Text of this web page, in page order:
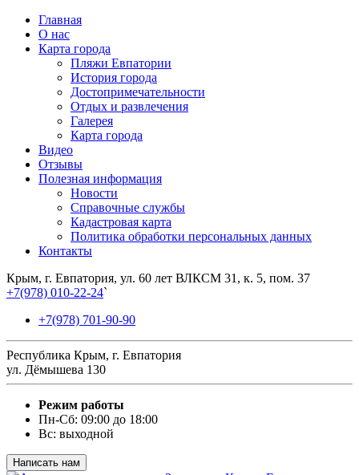
Главная
О нас
Карта города
Пляжи Евпатории
История города
Достопримечательности
Отдых и развлечения
Галерея
Карта города
Видео
Отзывы
Полезная информация
Новости
Справочные службы
Кадастровая карта
Политика обработки персональных данных
Контакты
Крым, г. Евпатория, ул. 60 лет ВЛКСМ 31, к. 5, пом. 37
+7(978) 010-22-24`
+7(978) 701-90-90
Республика Крым, г. Евпатория
ул. Дёмышева 130
Режим работы
Пн-Сб: 09:00 до 18:00
Вс: выходной
Написать нам